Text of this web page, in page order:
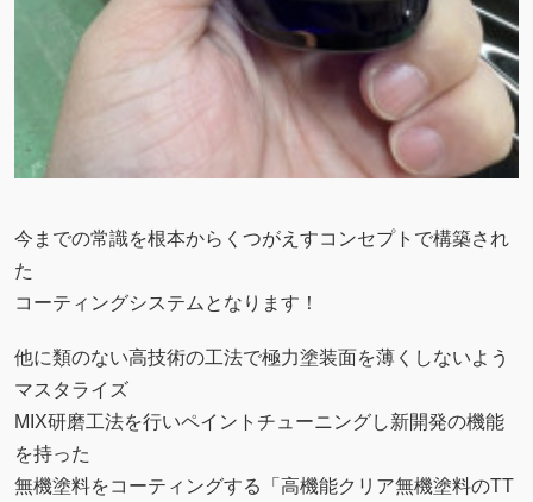
今までの常識を根本からくつがえすコンセプトで構築され
た
コーティングシステムとなります！
他に類のない高技術の工法で極力塗装面を薄くしないよう
マスタライズ
MIX研磨工法を行いペイントチューニングし新開発の機能
を持った
無機塗料をコーティングする「高機能クリア無機塗料のTT